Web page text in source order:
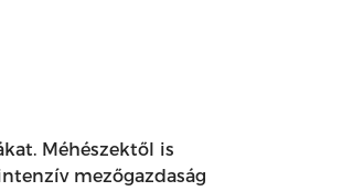
Méhészektől is
mezőgazdaság